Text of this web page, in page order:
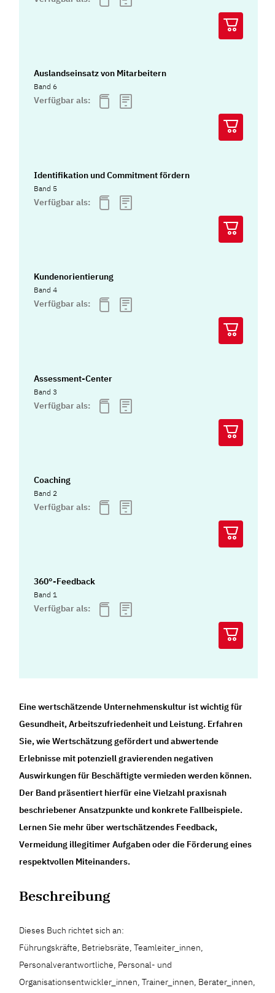
Auslandseinsatz von Mitarbeitern
Band 6
Verfügbar als:
Identifikation und Commitment fördern
Band 5
Verfügbar als:
Kundenorientierung
Band 4
Verfügbar als:
Assessment-Center
Band 3
Verfügbar als:
Coaching
Band 2
Verfügbar als:
360°-Feedback
Band 1
Verfügbar als:
Eine wertschätzende Unternehmenskultur ist wichtig für
Gesundheit, Arbeitszufriedenheit und Leistung. Erfahren
Sie, wie Wertschätzung gefördert und abwertende
Erlebnisse mit potenziell gravierenden negativen
Auswirkungen für Beschäftigte vermieden werden können.
Der Band präsentiert hierfür eine Vielzahl praxisnah
beschriebener Ansatzpunkte und konkrete Fallbeispiele.
Lernen Sie mehr über wertschätzendes Feedback,
Vermeidung illegitimer Aufgaben oder die Förderung eines
respektvollen Miteinanders.
Beschreibung
Dieses Buch richtet sich an:
Führungskräfte, Betriebsräte, Teamleiter_innen,
Personalverantwortliche, Personal- und
Organisationsentwickler_innen, Trainer_innen, Berater_innen,